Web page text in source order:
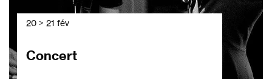
20 > 21 fév
Concert